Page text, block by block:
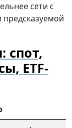
сети с
предсказуемой
спот,
ETF-